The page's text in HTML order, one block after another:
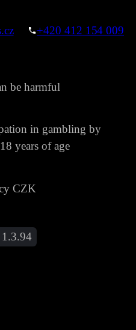
+420 412 154 009
be harmful
in gambling by
years of age
CZK
1.3.94